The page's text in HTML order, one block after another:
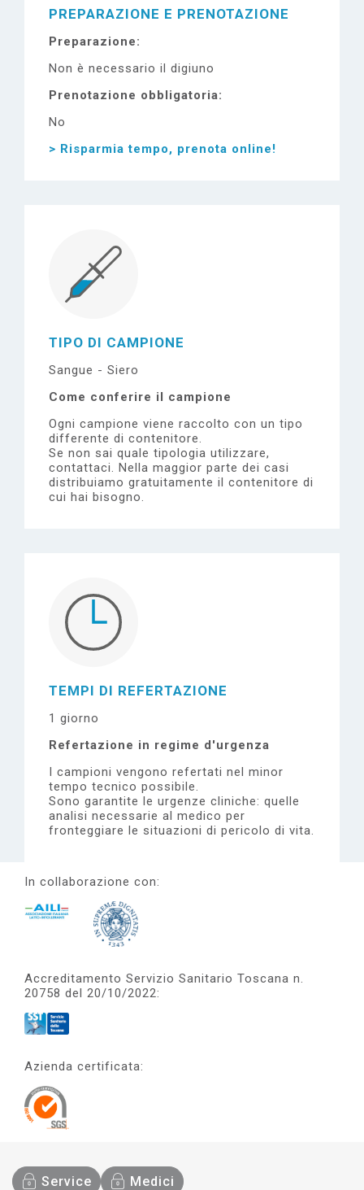
PREPARAZIONE E PRENOTAZIONE
Preparazione
Non è necessario il digiuno
Prenotazione obbligatoria
No
> Risparmia tempo, prenota online!
TIPO DI CAMPIONE
Sangue - Siero
Come conferire il campione
Ogni campione viene raccolto con un tipo
differente di contenitore.
Se non sai quale tipologia utilizzare,
contattaci. Nella maggior parte dei casi
distribuiamo gratuitamente il contenitore di
cui hai bisogno.
TEMPI DI REFERTAZIONE
1 giorno
Refertazione in regime d'urgenza
I campioni vengono refertati nel minor
tempo tecnico possibile.
Sono garantite le urgenze cliniche: quelle
analisi necessarie al medico per
fronteggiare le situazioni di pericolo di vita.
In collaborazione con:
Accreditamento Servizio Sanitario Toscana n.
20758 del 20/10/2022:
Azienda certificata:
Service Medici